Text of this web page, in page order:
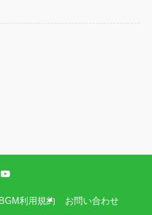
BGM利用規約 お問い合わせ